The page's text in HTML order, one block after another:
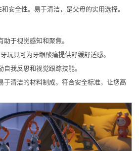
安全性。易于清洁，是父母的实用选择。
助于视觉感知和聚焦。
玩具可为牙龈酸痛提供舒缓舒适感。
自我反思和视觉跟踪技能。
于清洁的材料制成，符合安全标准，让您高